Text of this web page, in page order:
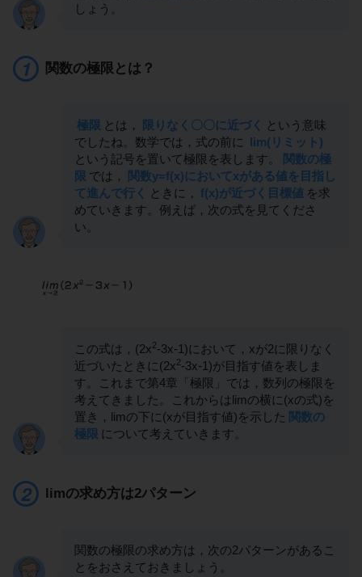
しょう。
関数の極限とは？
極限 とは， 限りなく〇〇に近づく
という意味
でしたね。数学では，式の前に lim(リミット)
という記号を置いて極限を表します。
関数の極
限 では，
関数y=f(x)においてxがある値を目指し
て進んで行く
ときに， f(x)が近づく目標値 を求
めていきます。例えば，次の式を見てくださ
い。
この式は，(2x2-3x-1)において，xが2に限りなく
近づいたときに(2x2-3x-1)が目指す値を表しま
す。これまで第4章「極限」では，数列の極限を
考えてきました。これからはlimの横に(xの式)を
置き，limの下に(xが目指す値)を示した 関数の
極限 について考えていきます。
limの求め方は2パターン
関数の極限の求め方は，次の2パターンがあるこ
とをおさえておきましょう。